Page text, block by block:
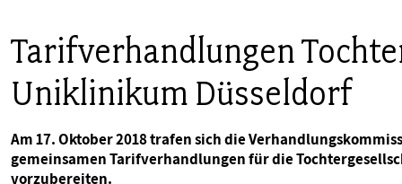
BUNDESTAGSWAHL 2025
POSITIONEN
SCHWERPUNKTTHEMEN
Tarifverhandlungen
Uniklinikum Düsseldorf
Am 17. Oktober 2018 trafen sich die
gemeinsamen Tarifverhandlungen für die
vorzubereiten.